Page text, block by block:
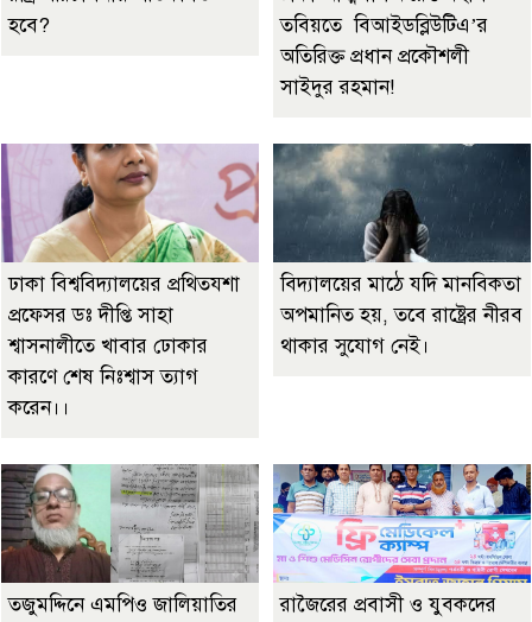
হবে?
তবিয়তে বিআইডব্লিউটিএ’র
অতিরিক্ত প্রধান প্রকৌশলী
সাইদুর রহমান!
ঢাকা বিশ্ববিদ্যালয়ের প্রথিতযশা
প্রফেসর ডঃ দীপ্তি সাহা
শ্বাসনালীতে খাবার ঢোকার
কারণে শেষ নিঃশ্বাস ত্যাগ
করেন।।
বিদ্যালয়ের মাঠে যদি মানবিকতা
অপমানিত হয়, তবে রাষ্ট্রের নীরব
থাকার সুযোগ নেই।
তজুমদ্দিনে এমপিও জালিয়াতির
রাজৈরের‌ প্রবাসী ও যুবকদের